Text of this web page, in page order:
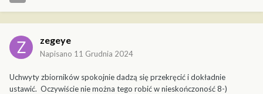
zegeye
Napisano 11 Grudnia 2024
Uchwyty zbiorników spokojnie dadzą się przekręcić i dokładnie
ustawić. Oczywiście nie można tego robić w nieskończoność 8-)